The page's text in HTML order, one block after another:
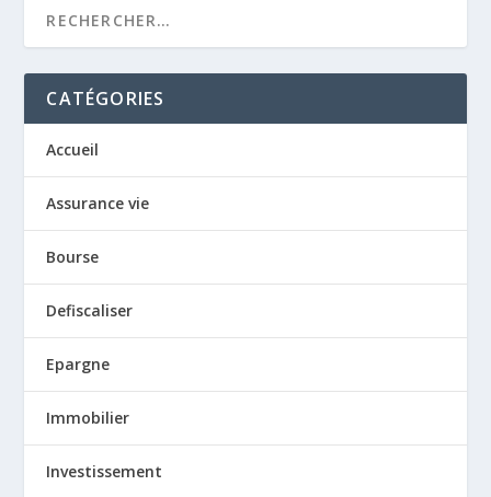
CATÉGORIES
Accueil
Assurance vie
Bourse
Defiscaliser
Epargne
Immobilier
Investissement